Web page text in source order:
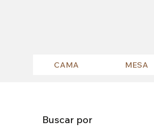
CAMA MESA
Buscar por